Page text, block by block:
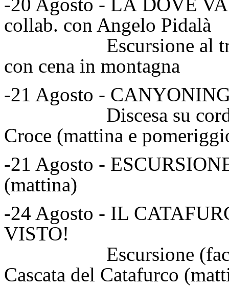
collab. con Angelo Pidalà
Escursione al
con cena in montagna
-21 Agosto -
Discesa su corda
Croce (mattina e
-21 Agosto -
(mattina)
-24 Agosto - IL
VISTO!
Escursione
Cascata del Catafurco